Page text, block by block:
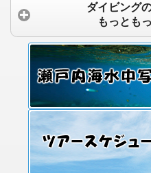
ダイビング
もっとも